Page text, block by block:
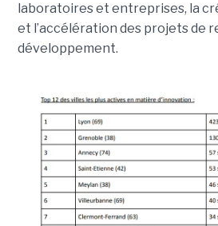
laboratoires et entreprises, la
et l’accélération des projets de
développement.